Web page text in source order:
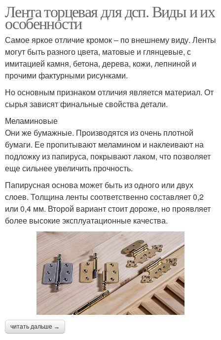
Лента торцевая для дсп. Виды и их
особенности
Самое яркое отличие кромок – по внешнему виду. Ленты
могут быть разного цвета, матовые и глянцевые, с
имитацией камня, бетона, дерева, кожи, лепниной и
прочими фактурными рисунками.
Но основным признаком отличия является материал. От
сырья зависят финальные свойства детали.
Меламиновые
Они же бумажные. Производятся из очень плотной
бумаги. Ее пропитывают меламином и наклеивают на
подложку из папируса, покрывают лаком, что позволяет
еще сильнее увеличить прочность.
Папирусная основа может быть из одного или двух
слоев. Толщина ленты соответственно составляет 0,2
или 0,4 мм. Второй вариант стоит дороже, но проявляет
более высокие эксплуатационные качества.
читать дальше →